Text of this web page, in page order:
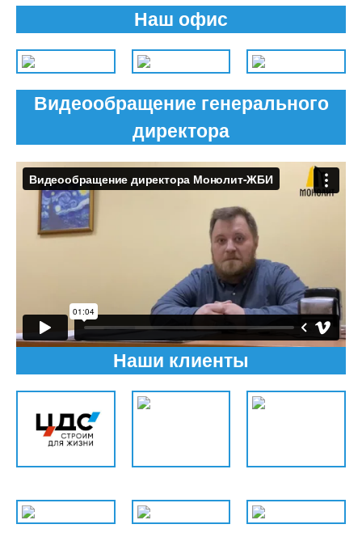
Наш офис
Видеообращение генерального
директора
Наши клиенты